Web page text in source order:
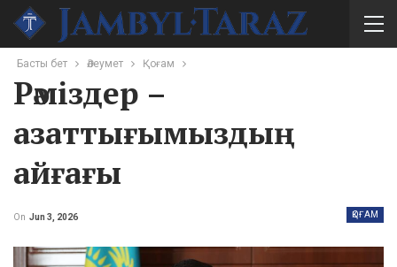
Басты бет Әлеумет Қоғам
Рәміздер –
азаттығымыздың
айғағы
ҚОҒАМ
On Jun 3, 2026